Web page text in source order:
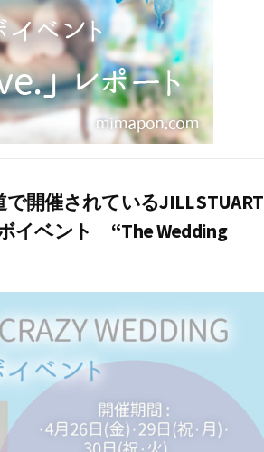
開催されているJILL STUART
ボイベント “The Wedding